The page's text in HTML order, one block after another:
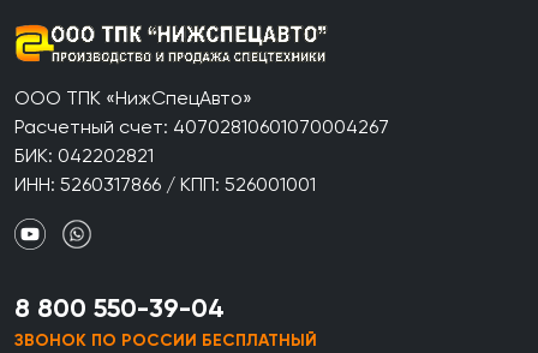
ООО ТПК «НижСпецАвто»
Расчетный счет: 40702810601070004267
БИК: 042202821
ИНН: 5260317866 / КПП: 526001001
8 800 550-39-04
ЗВОНОК ПО РОССИИ БЕСПЛАТНЫЙ